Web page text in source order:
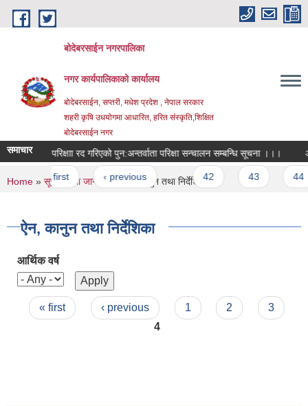
Skip to main content
बोदेबरसाईन नगरपालिका
नगर कार्यपालिकाको कार्यालय
बोदेबरसाईन, सप्तरी, मधेश प्रदेश , नेपाल सरकार
शहरी कृषि उधयोगमा आधारित, हरित संस्कृति,शिक्षित
बोदेबरसाईन नगर
समाचार
अन्तिम परिक्षाा रद गरिएको पुन‍‌‌:अन्तर्वाता परिक्षा सन्चालन सम्बन्धि सूचना ।।।
Pages
« first ‹ previous … 42 43 44
You are here
Home » सूचना तथा जानकारी» ऐन, कानुन तथा निर्देशिका
ऐन, कानुन तथा निर्देशिका
आर्थिक वर्ष
Pages
« first ‹ previous 1 2
3
4